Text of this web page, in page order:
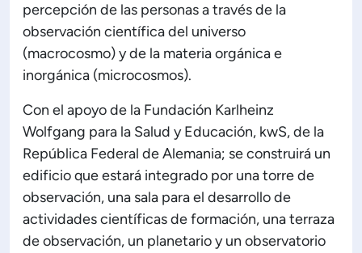
Rector
Académica
Secretaría General
de Ciencia y Tecnología
de Gestión Institucional
percepción de las personas a través de la
observación científica del universo
(macrocosmo) y de la materia orgánica e
inorgánica (microcosmos).
Con el apoyo de la Fundación Karlheinz
Wolfgang para la Salud y Educación, kwS, de la
República Federal de Alemania; se construirá un
edificio que estará integrado por una torre de
observación, una sala para el desarrollo de
actividades científicas de formación, una terraza
de observación, un planetario y un observatorio